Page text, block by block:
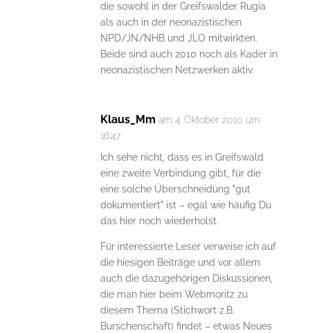
die sowohl in der Greifswalder Rugia
als auch in der neonazistischen
NPD/JN/NHB und JLO mitwirkten.
Beide sind auch 2010 noch als Kader in
neonazistischen Netzwerken aktiv.
Klaus_Mm am 4. Oktober 2010 um
16:47
Ich sehe nicht, dass es in Greifswald
eine zweite Verbindung gibt, für die
eine solche Überschneidung "gut
dokumentiert" ist – egal wie häufig Du
das hier noch wiederholst.
Für interessierte Leser verweise ich auf
die hiesigen Beiträge und vor allem
auch die dazugehörigen Diskussionen,
die man hier beim Webmoritz zu
diesem Thema (Stichwort z.B.
Burschenschaft) findet – etwas Neues